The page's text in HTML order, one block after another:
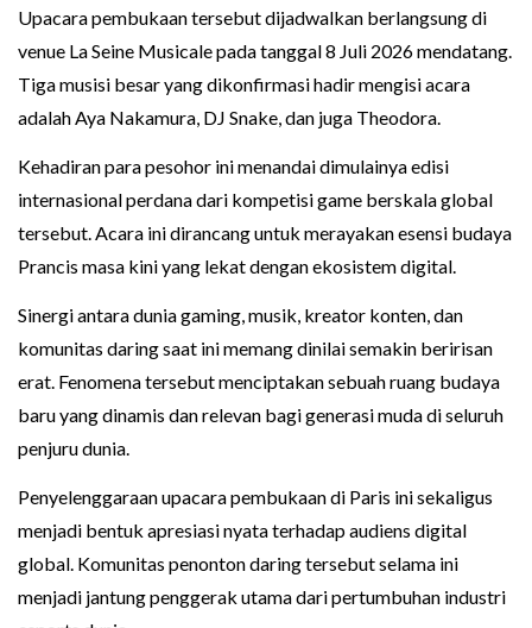
Upacara pembukaan tersebut dijadwalkan berlangsung di
venue La Seine Musicale pada tanggal 8 Juli 2026 mendatang.
Tiga musisi besar yang dikonfirmasi hadir mengisi acara
adalah Aya Nakamura, DJ Snake, dan juga Theodora.
Kehadiran para pesohor ini menandai dimulainya edisi
internasional perdana dari kompetisi game berskala global
tersebut. Acara ini dirancang untuk merayakan esensi budaya
Prancis masa kini yang lekat dengan ekosistem digital.
Sinergi antara dunia gaming, musik, kreator konten, dan
komunitas daring saat ini memang dinilai semakin beririsan
erat. Fenomena tersebut menciptakan sebuah ruang budaya
baru yang dinamis dan relevan bagi generasi muda di seluruh
penjuru dunia.
Penyelenggaraan upacara pembukaan di Paris ini sekaligus
menjadi bentuk apresiasi nyata terhadap audiens digital
global. Komunitas penonton daring tersebut selama ini
menjadi jantung penggerak utama dari pertumbuhan industri